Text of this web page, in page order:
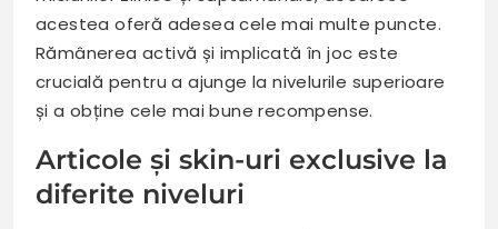
acestea oferă adesea cele mai multe puncte.
Rămânerea activă și implicată în joc este
crucială pentru a ajunge la nivelurile superioare
și a obține cele mai bune recompense.
Articole și skin-uri exclusive la
diferite niveluri